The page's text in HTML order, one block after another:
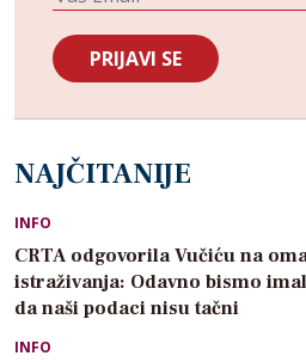
NAJČITANIJE
INFO
CRTA odgovorila Vučiću na
istraživanja: Odavno bismo
da naši podaci nisu tačni
INFO